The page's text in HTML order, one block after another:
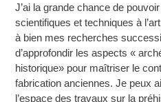
J’ai la grande chance de
scientifiques et techniques à
à bien mes recherches
d’approfondir les aspects «
historique» pour maîtriser le
fabrication anciennes. Je peux
l’espace des travaux sur la